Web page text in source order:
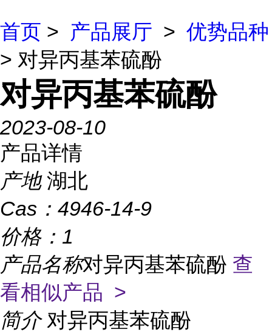
首页 > 产品展厅 > 优势品种
> 对异丙基苯硫酚
对异丙基苯硫酚
2023-08-10
产品详情
产地 湖北
Cas： 4946-14-9
价格： 1
产品名称对异丙基苯硫酚 查
看相似产品 >
简介 对异丙基苯硫酚